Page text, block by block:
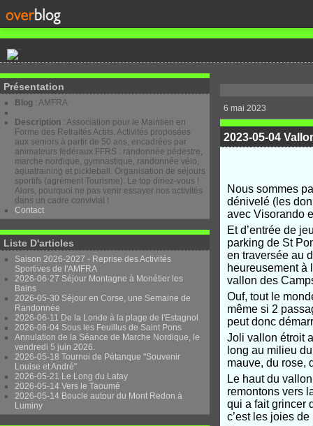
Présentation
Blog : AMFRA
Description : Association pour le Maintien en
Forme des Retraités Actifs. Activités proposées
aux seniors à partir de 50 ans, encadrées par
animateurs fédéraux FFRS : randonnée pédestre,
marche nordique, gymnastique, randonnée vélo,
aquatraining et pickleball. Organisation de séjours
sportifs (agrément Tourisme). Le top diriez-vous !
Alors, pourquoi ne pas venir essayer nos activités
dans un cadre convivial !
Contact
Liste D'articles
Saison 2026-2027 - Reprise des Activités
Sportives de l'AMFRA
2026-06-27 Séjour Montagne à Monétier les
Bains
2026-05-30 Séjour en Corse, une Semaine de
Randonnée
2026-06-11 De la Londe à la plage de l'Estagnol
2026-06-04 Sous les Feuillus de Saint Pons
Annulation de la Séance de Marche Nordique, le
vendredi 5 juin 2026.
2026-05-18 Tournoi de Pétanque "Souvenir
Louise et André"
2026-05-21 Le Long du Latay
2026-05-14 Vers le Taoumé
2026-05-14 Boucle autour du Mont Redon à
Luminy
6 mai 2023
2023-05-04
Nous sommes
dénivelé (les
avec Visorando
Et d’entrée de
parking de St
en traversée au
heureusement à
vallon des
Ouf, tout le
même si 2
peut donc
Joli vallon étroit
long au milieu
mauve, du rose,
Le haut du
remontons vers
qui a fait grincer
c’est les joies